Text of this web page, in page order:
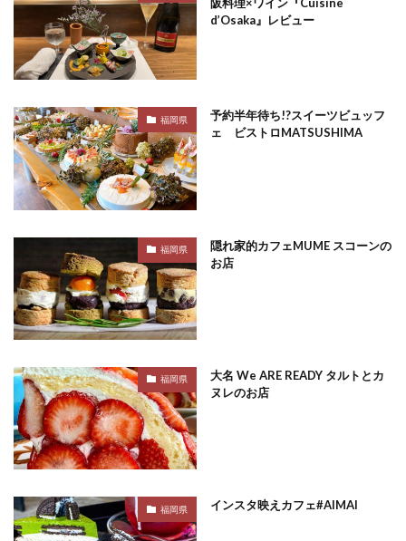
d’Osaka』レビュー
福岡県
予約半年待ち!?スイーツビュッフ
ェ ビストロMATSUSHIMA
福岡県
隠れ家的カフェMUME スコーンの
お店
福岡県
大名 We ARE READY タルトとカ
ヌレのお店
福岡県 インスタ映えカフェ#AIMAI